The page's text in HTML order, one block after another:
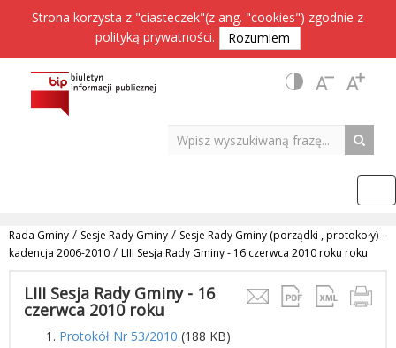
Strona korzysta z "ciasteczek"(z ang. "cookies") zgodnie z
polityką prywatności. Rozumiem
Rada Gminy / Sesje Rady Gminy / Sesje Rady Gminy (porządki , protokoły) -
kadencja 2006-2010 / LIII Sesja Rady Gminy - 16 czerwca 2010 roku roku
LIII Sesja Rady Gminy - 16
czerwca 2010 roku
Protokół Nr 53/2010 (188 KB)